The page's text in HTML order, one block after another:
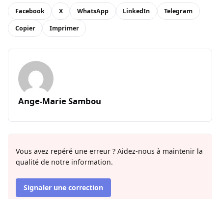
Facebook X WhatsApp LinkedIn Telegram
Copier Imprimer
Ange-Marie Sambou
Vous avez repéré une erreur ? Aidez-nous à maintenir la
qualité de notre information.
Signaler une correction